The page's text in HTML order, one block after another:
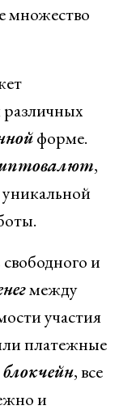
множество
различных
форме.
,
уникальной
и
между
участия
платежные
блокчейн, все
и